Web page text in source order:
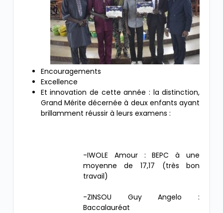
Encouragements
Excellence
Et innovation de cette année : la distinction,
Grand Mérite décernée à deux enfants ayant
brillamment réussir à leurs examens :
-IWOLE Amour : BEPC à une
moyenne de 17,17 (très bon
travail)
-ZINSOU Guy Angelo :
Baccalauréat